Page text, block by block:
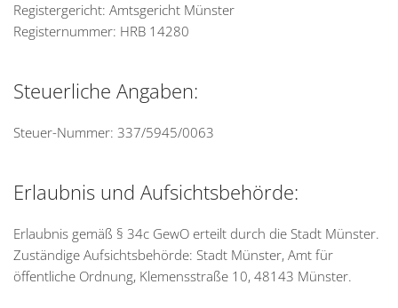
Registergericht: Amtsgericht Münster
Registernummer: HRB 14280
Steuerliche Angaben:
Steuer-Nummer: 337/5945/0063
Erlaubnis und Aufsichtsbehörde:
Erlaubnis gemäß § 34c GewO erteilt durch die Stadt Münster.
Zuständige Aufsichtsbehörde: Stadt Münster, Amt für
öffentliche Ordnung, Klemensstraße 10, 48143 Münster.